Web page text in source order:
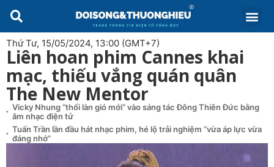
Thứ Tư, 15/05/2024, 13:00 (GMT+7)
Liên hoan phim Cannes khai
mạc, thiếu vắng quán quân
The New Mentor
Vicky Nhung “thổi làn gió mới” vào sáng tác Đông Thiên Đức bằng
âm nhạc điện tử
Tuấn Trần lần đầu hát nhạc phim, hé lộ trải nghiệm “vừa áp lực vừa
đáng nhớ”